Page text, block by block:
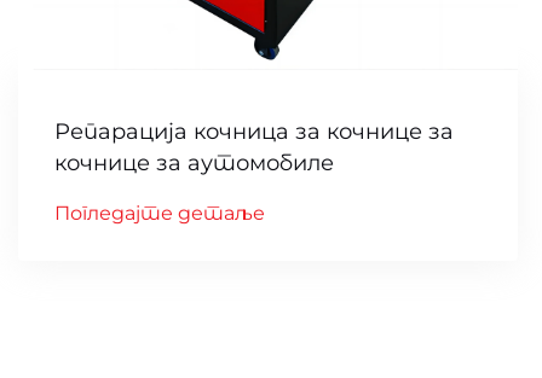
Репарација кочница за кочнице за
кочнице за аутомобиле
Погледајте детаље